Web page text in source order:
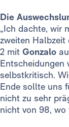
Die
„Ich dachte, wir
zweiten
2 mit Gonzalo
Entscheidungen
selbstkritisch.
Ende sollte uns
nicht zu sehr
nicht von 98, wo